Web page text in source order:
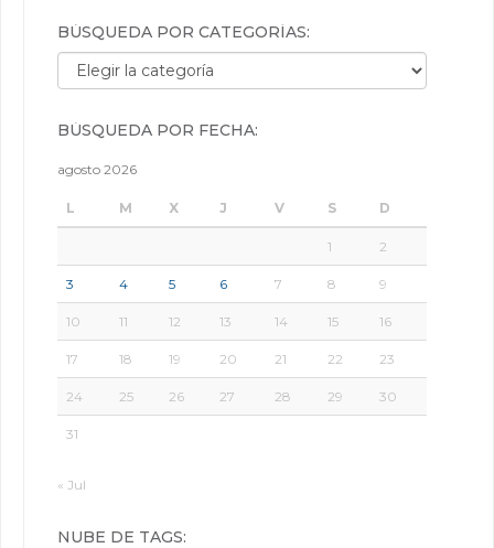
BÚSQUEDA POR CATEGORÍAS:
Búsqueda por categorías:
BÚSQUEDA POR FECHA:
agosto 2026
L M X J V S D
1 2
3 4 5 6 7 8 9
10 11 12 13 14 15 16
17 18 19 20 21 22 23
24 25 26 27 28 29 30
31
« Jul
NUBE DE TAGS: